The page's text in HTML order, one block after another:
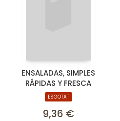
ENSALADAS, SIMPLES
RÁPIDAS Y FRESCA
ESGOTAT
9,36 €